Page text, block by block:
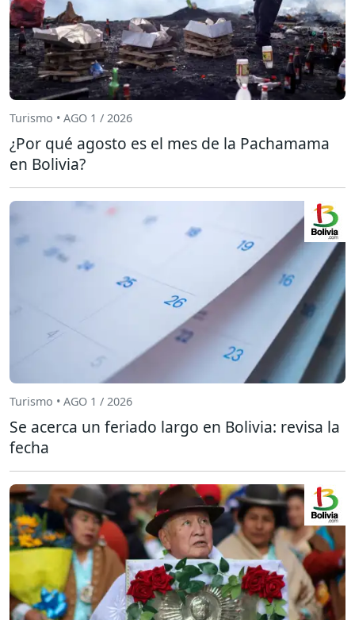
Turismo • AGO 1 / 2026
¿Por qué agosto es el mes de la Pachamama
en Bolivia?
Turismo • AGO 1 / 2026
Se acerca un feriado largo en Bolivia: revisa la
fecha